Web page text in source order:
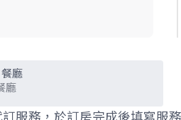
廳
廳
服務，於訂房完成後填寫服